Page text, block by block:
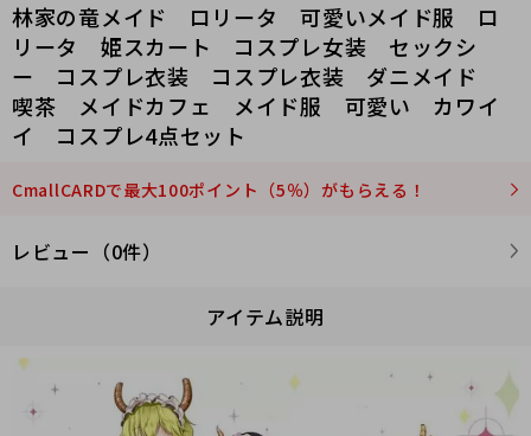
林家の竜メイド ロリータ 可愛いメイド服 ロ
リータ 姫スカート コスプレ女装 セックシ
ー コスプレ衣装 コスプレ衣装 ダニメイド
喫茶 メイドカフェ メイド服 可愛い カワイ
イ コスプレ4点セット
CmallCARDで最大100ポイント（5％）がもらえる！
レビュー（0件）
アイテム説明